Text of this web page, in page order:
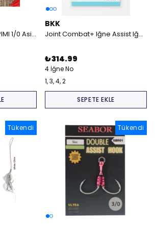
LİTTLE RANGER EL YAPIMI 1/0 Asist iğnesi
BKK
Joint Combat+ Iğne Assist Iğne
₺ 314.99
4 İğne No
1, 3, 4, 2
SEPETE EKLE
Tükendi Tükendi
Tükendi